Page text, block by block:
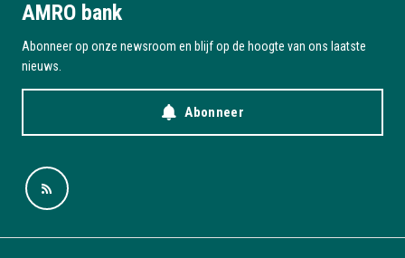
AMRO bank
Abonneer op onze newsroom en blijf op de hoogte van ons laatste
nieuws.
Abonneer